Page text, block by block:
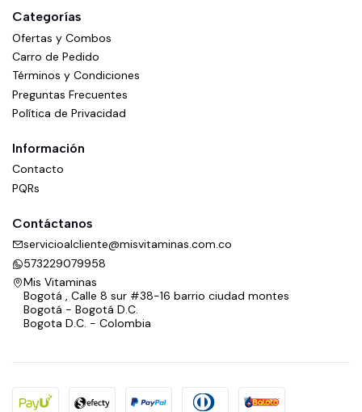
Categorías
Ofertas y Combos
Carro de Pedido
Términos y Condiciones
Preguntas Frecuentes
Política de Privacidad
Información
Contacto
PQRs
Contáctanos
servicioalcliente@misvitaminas.com.co
573229079958
Mis Vitaminas
Bogotá , Calle 8 sur #38-16 barrio ciudad montes
Bogotá - Bogotá D.C.
Bogota D.C. - Colombia